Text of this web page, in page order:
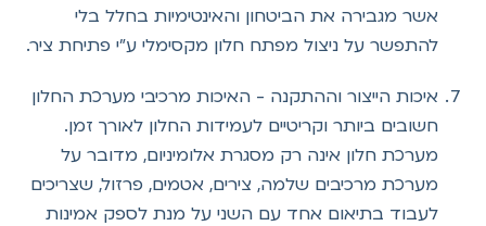
אשר מגבירה את הביטחון והאינטימיות בחלל בלי
להתפשר על ניצול מפתח חלון מקסימלי ע"י פתיחת ציר.
איכות הייצור וההתקנה - ה איכות מרכיבי מערכת החלון
חשובים ביותר וקריטיים לעמידות החלון לאורך זמן.
מערכת חלון אינה רק מסגרת אלומיניום, מדובר על
מערכת מרכיבים שלמה, צירים, אטמים, פרזול, שצריכים
לעבוד בתיאום אחד עם השני על מנת לספק אמינות